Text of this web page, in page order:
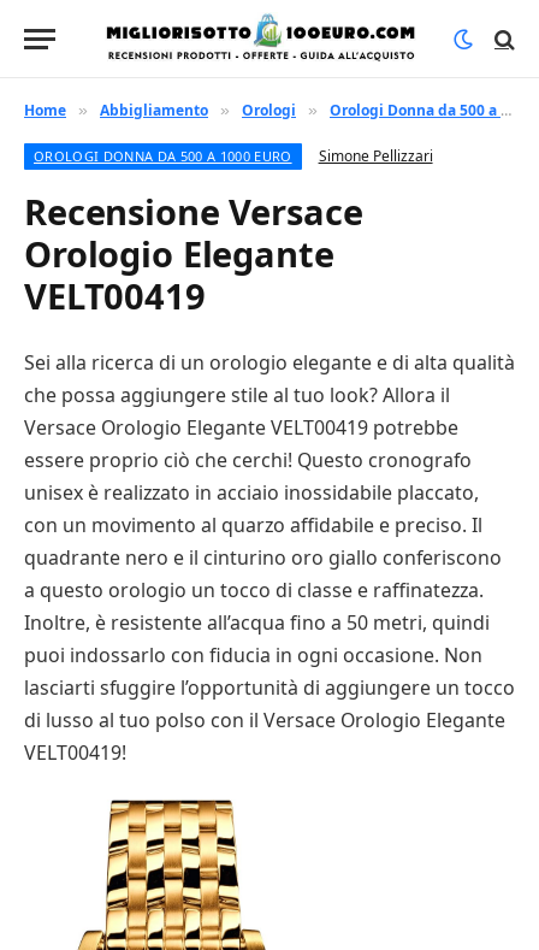
Home » Abbigliamento » Orologi » Orologi Donna da 500 a 1000 euro
OROLOGI DONNA DA 500 A 1000 EURO Simone Pellizzari
Recensione Versace
Orologio Elegante
VELT00419
Sei alla ricerca di un orologio elegante e di alta qualità
che possa aggiungere stile al tuo look? Allora il
Versace Orologio Elegante VELT00419 potrebbe
essere proprio ciò che cerchi! Questo cronografo
unisex è realizzato in acciaio inossidabile placcato,
con un movimento al quarzo affidabile e preciso. Il
quadrante nero e il cinturino oro giallo conferiscono
a questo orologio un tocco di classe e raffinatezza.
Inoltre, è resistente all’acqua fino a 50 metri, quindi
puoi indossarlo con fiducia in ogni occasione. Non
lasciarti sfuggire l’opportunità di aggiungere un tocco
di lusso al tuo polso con il Versace Orologio Elegante
VELT00419!